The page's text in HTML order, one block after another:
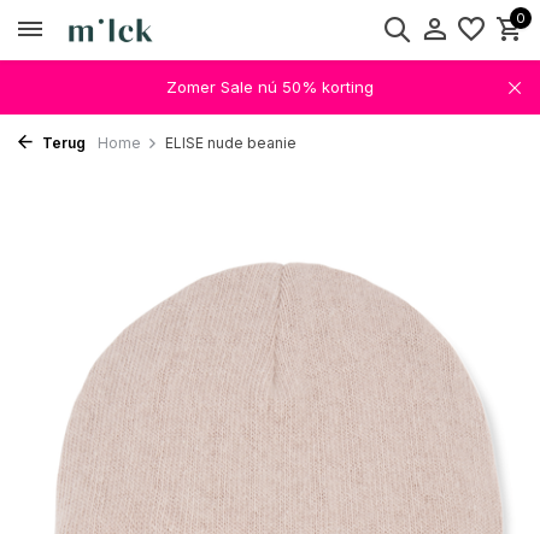
0
Zomer Sale nú 50% korting
Terug Home ELISE nude beanie